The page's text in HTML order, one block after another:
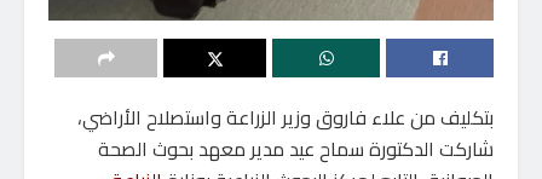
بتكليف من علاء فاروق وزير الزراعة واستصلاح الأراضي،
شاركت الدكتورة سماح عيد مدير معهد بحوث الصحة